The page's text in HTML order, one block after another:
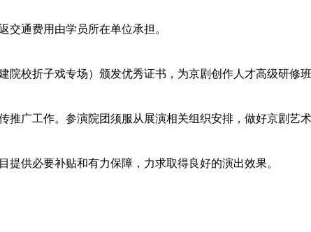
交通费用由学员所在单位承担。
院校折子戏专场）颁发优秀证书，为京剧创作人才高级研修
广工作。参演院团须服从展演相关组织安排，做好京剧艺术
供必要补贴和有力保障，力求取得良好的演出效果。